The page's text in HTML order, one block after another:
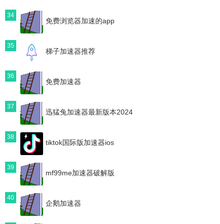
34
免费浏览器加速的app
35
梯子加速器推荐
36
免费加速器
37
迅猛兔加速器最新版本2024
38
tiktok国际版加速器ios
39
mf99me加速器破解版
40
企鹅加速器